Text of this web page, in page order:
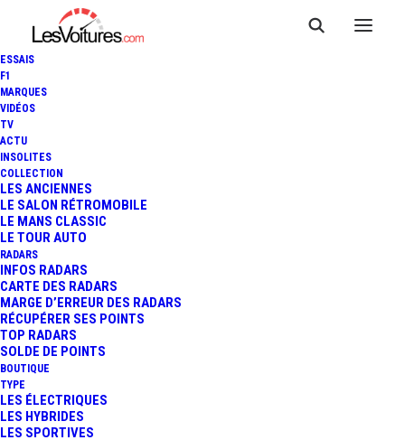
ESSAIS
F1
MARQUES
VIDÉOS
TV
ACTU
INSOLITES
COLLECTION
LES ANCIENNES
LE SALON RÉTROMOBILE
LE MANS CLASSIC
LE TOUR AUTO
RADARS
INFOS RADARS
CARTE DES RADARS
MARGE D’ERREUR DES RADARS
RÉCUPÉRER SES POINTS
TOP RADARS
SOLDE DE POINTS
BOUTIQUE
TYPE
LES ÉLECTRIQUES
LES HYBRIDES
LES SPORTIVES
"RENAISSANCE" HOMMAGE À
3 Minutes